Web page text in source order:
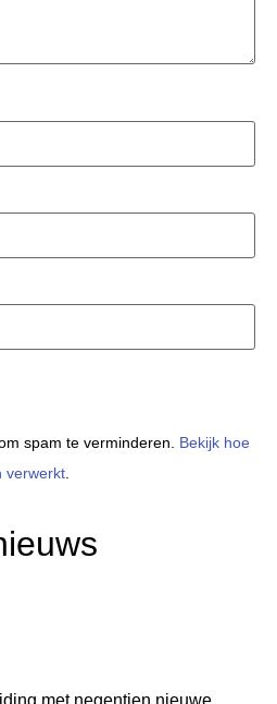
spam te verminderen. Bekijk hoe
verwerkt.
met negentien nieuwe